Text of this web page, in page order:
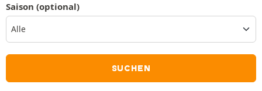
Saison (optional)
SUCHEN